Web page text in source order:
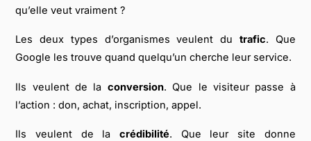
qu’elle veut vraiment ?
Les deux types d’organismes veulent du trafic. Que
Google les trouve quand quelqu’un cherche leur service.
Ils veulent de la conversion. Que le visiteur passe à
l’action : don, achat, inscription, appel.
Ils veulent de la crédibilité. Que leur site donne